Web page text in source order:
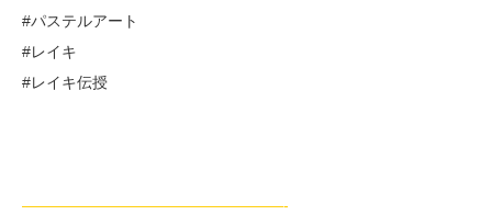
#パステルアート
#レイキ
#レイキ伝授
—————————————————-